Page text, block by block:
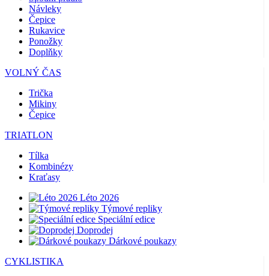
Návleky
Čepice
Rukavice
Ponožky
Doplňky
VOLNÝ ČAS
Trička
Mikiny
Čepice
TRIATLON
Tílka
Kombinézy
Kraťasy
Léto 2026
Týmové repliky
Speciální edice
Doprodej
Dárkové poukazy
CYKLISTIKA